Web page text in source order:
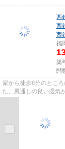
西
西
西
福
築
階
家から徒歩6分のとこ
た、風通しの良い湿気
能な物件です。景色を